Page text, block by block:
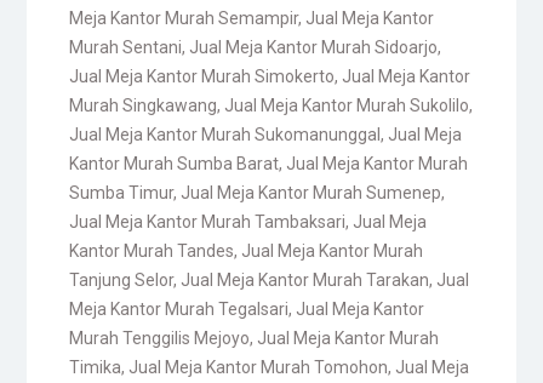
Meja Kantor Murah Semampir, Jual Meja Kantor
Murah Sentani, Jual Meja Kantor Murah Sidoarjo,
Jual Meja Kantor Murah Simokerto, Jual Meja Kantor
Murah Singkawang, Jual Meja Kantor Murah Sukolilo,
Jual Meja Kantor Murah Sukomanunggal , Jual Meja
Kantor Murah Sumba Barat, Jual Meja Kantor Murah
Sumba Timur, Jual Meja Kantor Murah Sumenep,
Jual Meja Kantor Murah Tambaksari, Jual Meja
Kantor Murah Tandes, Jual Meja Kantor Murah
Tanjung Selor, Jual Meja Kantor Murah Tarakan, Jual
Meja Kantor Murah Tegalsari, Jual Meja Kantor
Murah Tenggilis Mejoyo, Jual Meja Kantor Murah
Timika, Jual Meja Kantor Murah Tomohon, Jual Meja